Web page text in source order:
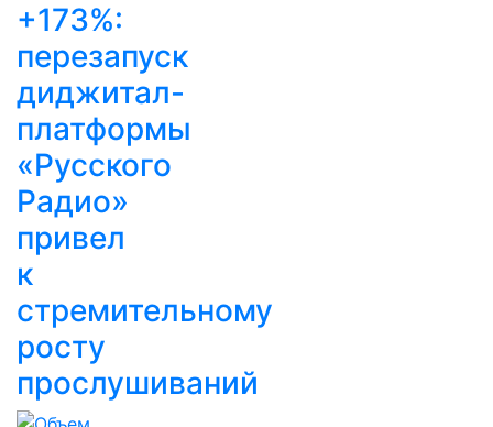
+173%:
перезапуск
диджитал-
платформы
«Русского
Радио»
привел
к
стремительному
росту
прослушиваний